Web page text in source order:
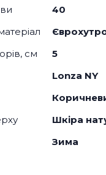
40
см
5
Lonza NY
Шкіра
Зима